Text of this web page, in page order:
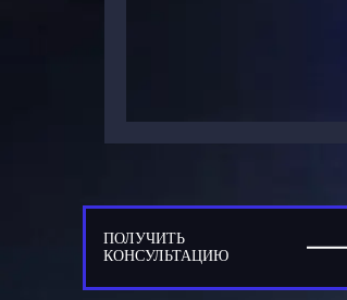
ПОЛУЧИТЬ
КОНСУЛЬТАЦИЮ